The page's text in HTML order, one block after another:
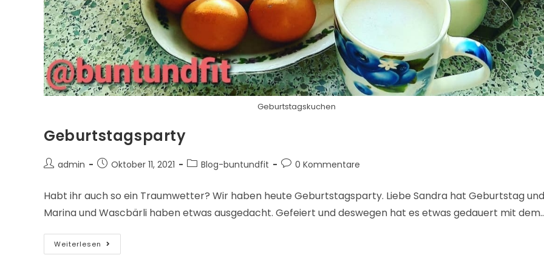
Geburtstagskuchen
Geburtstagsparty
admin Oktober 11, 2021 Blog-buntundfit 0 Kommentare
Habt ihr auch so ein Traumwetter? Wir haben heute Geburtstagsparty. Liebe Sandra hat Geburtstag und
Marina und Wascbärli haben etwas ausgedacht. Gefeiert und deswegen hat es etwas gedauert mit
Weiterlesen